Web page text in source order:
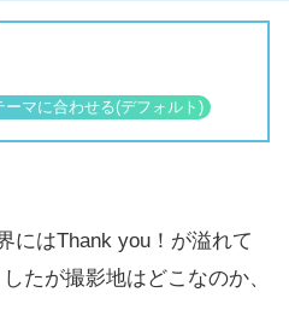
にはThank you！が溢れて
たが撮影地はどこなのか、